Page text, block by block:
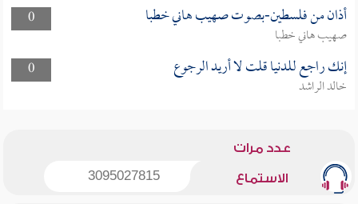
0
أذان من فلسطين-بصوت صهيب هاني خطبا
صهيب هاني خطبا
0
إنك راجع للدنيا قلت لا أريد الرجوع
خالد الراشد
عدد مرات
الاستماع 3095027815